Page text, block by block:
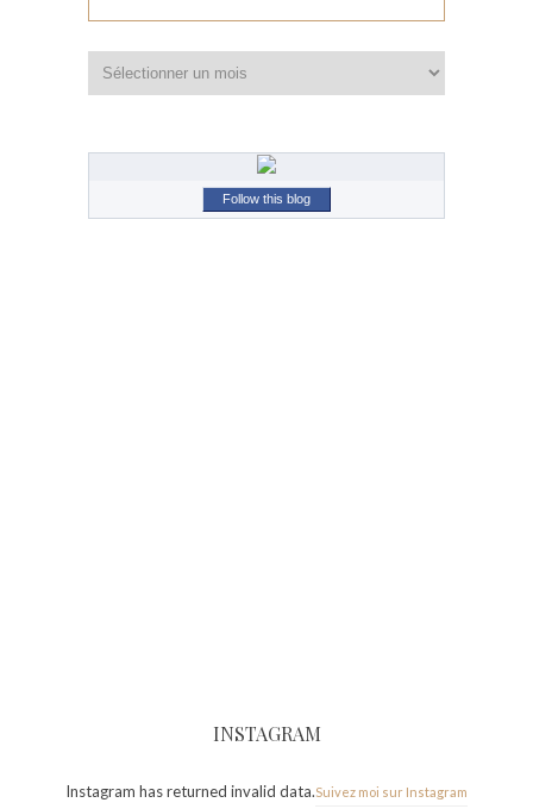
Follow this blog
INSTAGRAM
Instagram has returned invalid data.Suivez moi sur Instagram